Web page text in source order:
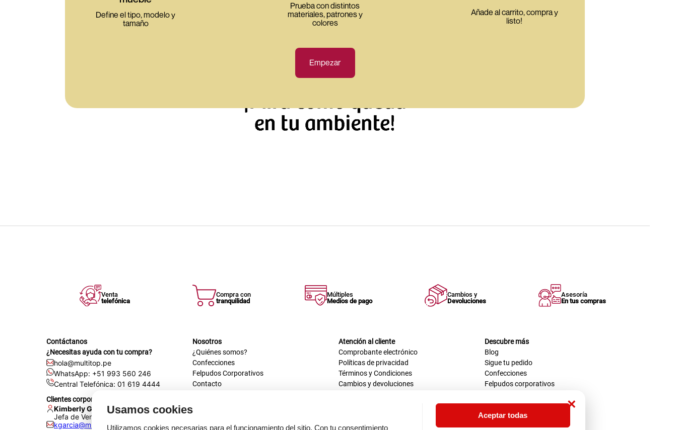
×
Usamos cookies
Utilizamos cookies necesarias para el funcionamiento del sitio. Con tu consentimiento
Aceptar todas
Venta
telefónica
Compra con
tranquilidad
Múltiples
Medios de pago
Cambios y
Devoluciones
Asesoría
En tus compras
Contáctanos
¿Necesitas ayuda con tu compra?
hola@multitop.pe
WhatsApp: +51 993 560 246
Central Telefónica: 01 619 4444
Clientes corporativos
Kimberly Garcia
Jefa de Ventas Empresas
kgarcia@multitop.pe
Nosotros
¿Quiénes somos?
Confecciones
Felpudos Corporativos
Contacto
Tienda física
Atención al cliente
Comprobante electrónico
Políticas de privacidad
Términos y Condiciones
Cambios y devoluciones
Descubre más
Blog
Sigue tu pedido
Confecciones
Felpudos corporativos